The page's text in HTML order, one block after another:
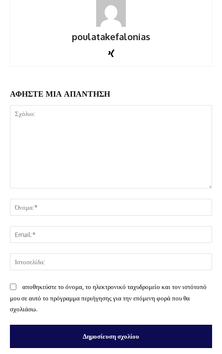
poulatakefalonias
ΑΦΗΣΤΕ ΜΙΑ ΑΠΑΝΤΗΣΗ
αποθηκεύστε το όνομα, το ηλεκτρονικό ταχυδρομείο και τον ιστότοπό
μου σε αυτό το πρόγραμμα περιήγησης για την επόμενη φορά που θα
σχολιάσω.